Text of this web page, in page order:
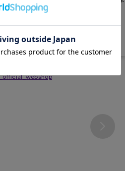
よくある質問(FAQ)